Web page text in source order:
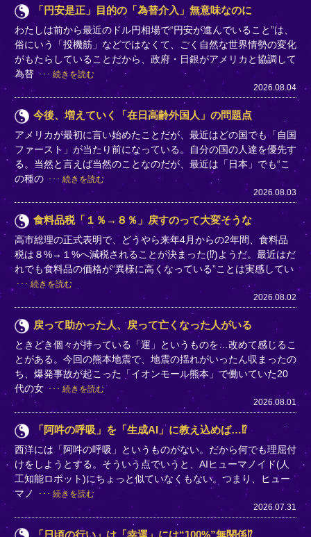
「円安是正」目的の「為替介入」無意味なのに
わたしは前から最近のドル円相場で“円安が進んでいること”は、
俗にいう「投機筋」などではなくて、ごく自然な世界情勢の変化
がもたらしていることだから、政府・日銀がアメリカと協調して
為替
続きを読む
2026.08.04
今後、増えていく「在日高齢外国人」の問題点
アメリカが最初に言い始めたことだが、最近はどの国でも「自国
ファースト」が当たり前になっている。自分の国の人達を優先す
る。当然と言えば当然のことなのだが、最近は「日本」でも“こ
の種の
続きを読む
2026.08.03
食料品税「１％→８％」戻すのって大変そうな
高市総理の正式表明で、どうやら来年4月からの2年間、食料品
税は８%→１%へ減税されることが決まった(⁉)ようだ。最近はだ
れでも食料品の価格が“異様に高くなっている”ことは実感してい
続きを読む
2026.08.02
戻って助かった人、戻って亡くなった人がいる
ときどき個々が持っている「運」というものを…改めて感じるこ
とがある。今回の熊本地震で、地震の揺れがいったん収まったの
ち、爆発事故が起こった「イオンモール熊本」で働いていた20
代の女
続きを読む
2026.08.01
「阿吽の呼吸」を「生成AI」に教え込めば…⁉
西洋には「阿吽の呼吸」というものがない。だから何でも理屈付
けをしようとする。そういう点でいうと、AIヒューマノイド(人
工知能ロボット)にちょっと似ていなくもない。つまり、ヒュー
マノ
続きを読む
2026.07.31
「日頃の行い」は「幸運」には“100%”無関係⁉